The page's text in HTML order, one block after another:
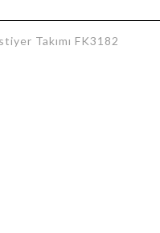
Takımı FK3182